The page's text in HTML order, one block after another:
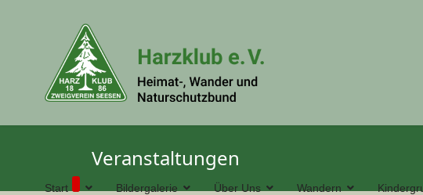
Start Bildergalerie Über Uns Wandern
Veranstaltungen